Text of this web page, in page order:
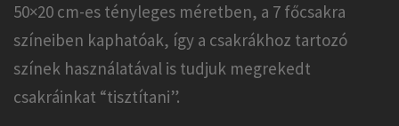
50×20 cm-es tényleges méretben, a 7 főcsakra
színeiben kaphatóak, így a csakrákhoz tartozó
színek használatával is tudjuk megrekedt
csakráinkat “tisztítani”.